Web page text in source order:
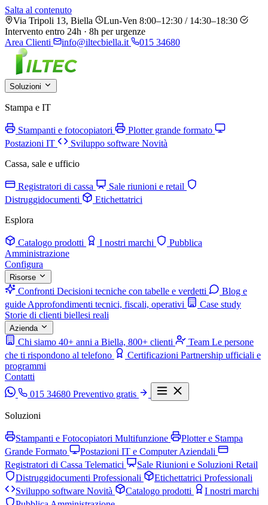
Salta al contenuto
Via Tripoli 13, Biella
Lun-Ven 8:00–12:30 / 14:30–18:30
Intervento entro 24h · 8h per urgenze
Area Clienti
info@iltecbiella.it 015 34680
Soluzioni
Stampa e IT
Stampanti e fotocopiatori
Plotter grande formato
Postazioni IT
Sviluppo software Novità
Cassa, sale e ufficio
Registratori di cassa
Sale riunioni e retail
Distruggidocumenti
Etichettatrici
Esplora
Catalogo prodotti I nostri marchi
Pubblica
Amministrazione
Configura
Risorse
Confronti Decisioni tecniche con tabelle e verdetti
Blog e
guide Approfondimenti tecnici, fiscali, operativi
Case study
Storie di clienti biellesi reali
Azienda
Chi siamo 40+ anni a Biella, 800+ clienti Team Le persone
che ti rispondono al telefono
Certificazioni Partnership ufficiali e
programmi
Contatti
015 34680 Preventivo gratis
Soluzioni
Stampanti e Fotocopiatori Multifunzione
Plotter e Stampa
Grande Formato
Postazioni IT e Computer Aziendali
Registratori di Cassa Telematici
Sale Riunioni e Soluzioni Retail
Distruggidocumenti Professionali
Etichettatrici Professionali
Sviluppo software Novità Catalogo prodotti
I nostri marchi